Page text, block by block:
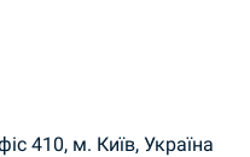
410, м. Київ, Україна